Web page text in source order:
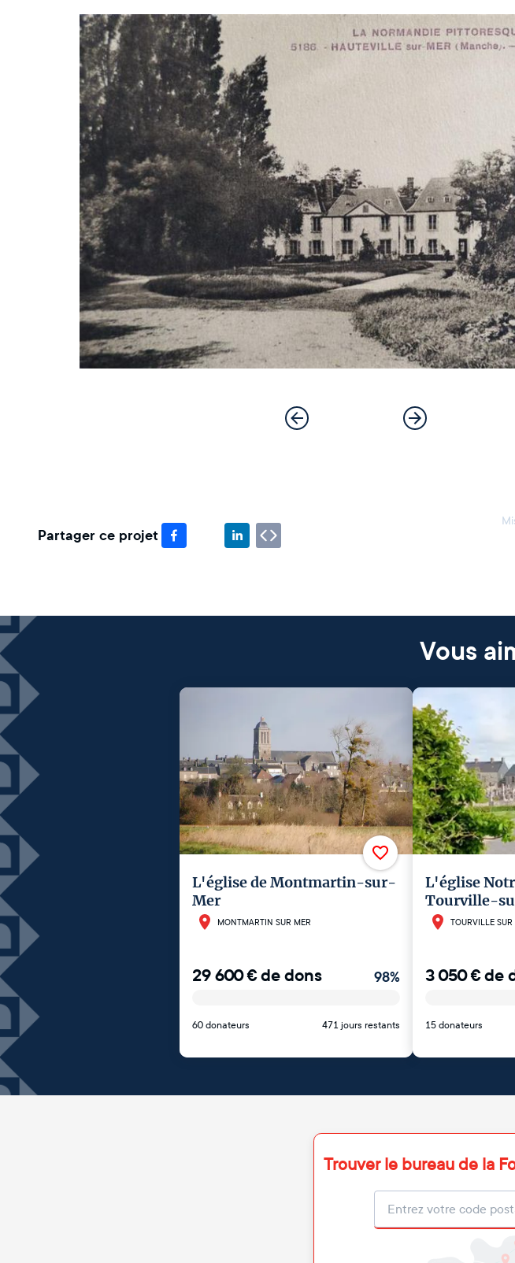
Partager ce projet
Vous
L'église de Montmartin-sur-
Mer
MONTMARTIN SUR MER
29 600€de dons 98%
60 donateurs 471 jours restants
L'église
Tourville-
TOURVILLE SUR
3 050€de
15 donateurs
Trouver le bureau de la
Localisation